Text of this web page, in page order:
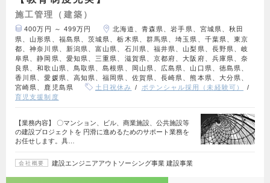
施工管理（建築）
400万円 ～ 499万円
北海道、青森県、岩手県、宮城県、秋田
県、山形県、福島県、茨城県、栃木県、群馬県、埼玉県、千葉県、東京
都、神奈川県、新潟県、富山県、石川県、福井県、山梨県、長野県、岐
阜県、静岡県、愛知県、三重県、滋賀県、京都府、大阪府、兵庫県、奈
良県、和歌山県、鳥取県、島根県、岡山県、広島県、山口県、徳島県、
香川県、愛媛県、高知県、福岡県、佐賀県、長崎県、熊本県、大分県、
宮崎県、鹿児島県
土日祝休み
ポテンシャル採用（未経験可）
育児支援制度
【業務内容】 〇マンション、ビル、商業施設、公共施設等
の建設プロジェクトを 円滑に進めるためのサポート業務を
お任せします。具…
会社概要 建設エンジニアアウトソーシング事業 建設事業